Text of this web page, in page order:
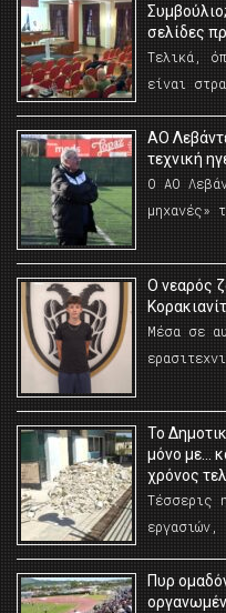
σελίδες
Τελικά,
είναι
ΑΟ
τεχνική
Ο ΑΟ
μηχανές»
O νεαρός
Μέσα σε
Το
μόνο με…
χρόνος
Τέσσερις
εργασιών,
Πυρ